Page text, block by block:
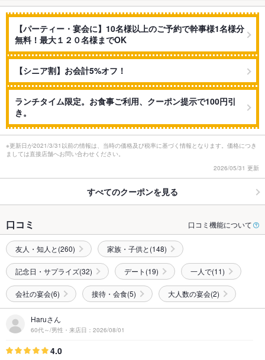
【パーティー・宴会に】10名様以上のご予約で幹事様1名様分
無料！最大１２０名様までOK
【シニア割】お会計5%オフ！
ランチタイム限定。お食事ご利用、クーポン提示で100円引
き。
※更新日が2021/3/31以前の情報は、当時の価格及び税率に基づく情報となります。価格につき
ましては直接店舗へお問い合わせください。
2026/05/31 更新
すべてのクーポンを見る
口コミ 口コミ機能について
友人・知人と(260) 家族・子供と(148)
記念日・サプライズ(32) デート(19) 一人で(11)
会社の宴会(6) 接待・会食(5) 大人数の宴会(2)
Haruさん
60代～/男性・来店日：2026/08/01
4.0